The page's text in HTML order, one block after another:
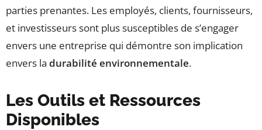
parties prenantes. Les employés, clients, fournisseurs,
et investisseurs sont plus susceptibles de s’engager
envers une entreprise qui démontre son implication
envers la durabilité environnementale.
Les Outils et Ressources
Disponibles